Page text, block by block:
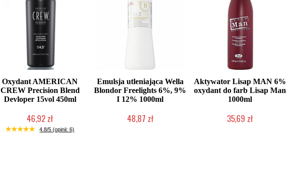
Oxydant AMERICAN
CREW Precision Blend
Devloper 15vol 450ml
46,92 zł
Duża ilość (wysyłka w 24h)
4.8/5 (opinii: 6)
Emulsja utleniająca Wella
Blondor Freelights 6%, 9%
I 12% 1000ml
48,87 zł
Aktywator Lisap MAN 6%
oxydant do farb Lisap Man
1000ml
35,69 zł